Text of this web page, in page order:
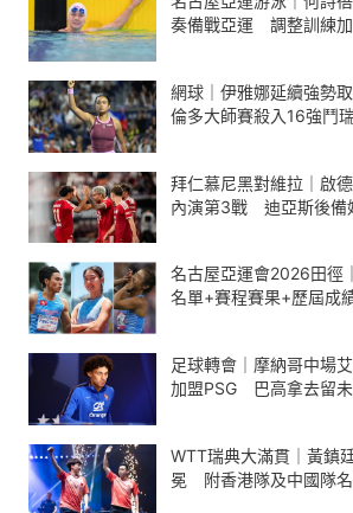
奏備戰亞運 調整訓練
網球｜伊雅娜延續強勢
倫多大師賽殺入16強鬥
拜仁慕尼黑對維拉｜啟
內演第3戰 迪亞斯後備
名古屋亞運會2026田徑
名單+賽程賽果+歷屆成
足球轉會｜摩納哥中場
加盟PSG 巴高拿去留
WTT瑞典大滿貫｜黃鎮
冕 附香港隊及中國隊